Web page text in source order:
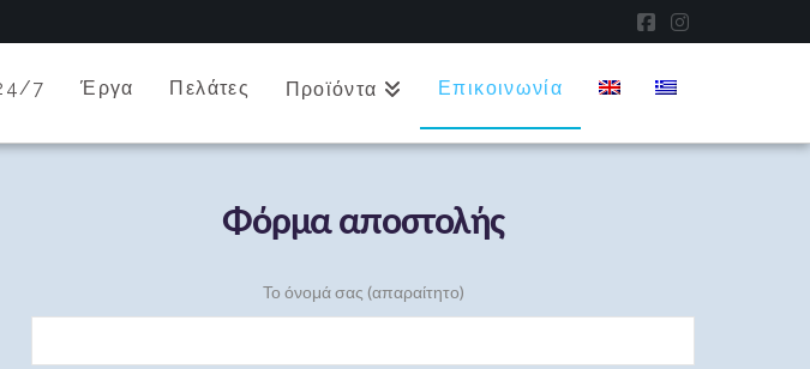
Facebook
Instagram
7 Έργα Πελάτες Προϊόντα Επικοινωνία
Φόρμα αποστολής
Το όνομά σας (απαραίτητο)